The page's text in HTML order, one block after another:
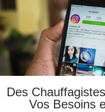
Des
Vos Besoins